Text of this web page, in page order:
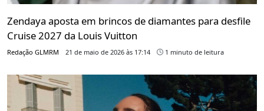
Zendaya aposta em brincos de diamantes para desfile
Cruise 2027 da Louis Vuitton
Redação GLMRM 21 de maio de 2026 às 17:14 1 minuto de leitura